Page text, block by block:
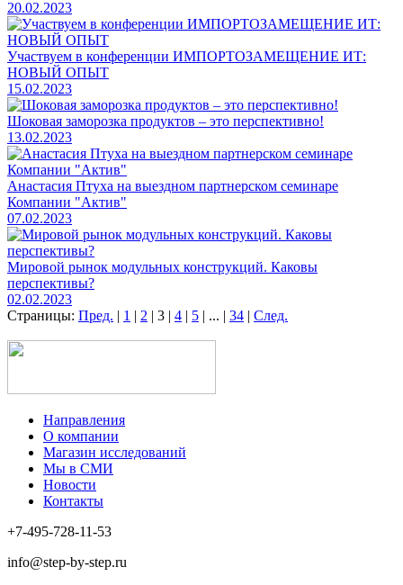
20.02.2023
Участвуем в конференции ИМПОРТОЗАМЕЩЕНИЕ ИТ:
НОВЫЙ ОПЫТ
15.02.2023
Шоковая заморозка продуктов – это перспективно!
13.02.2023
Анастасия Птуха на выездном партнерском семинаре
Компании "Актив"
07.02.2023
Мировой рынок модульных конструкций. Каковы
перспективы?
02.02.2023
Страницы: Пред. | 1 | 2 | 3 | 4 | 5 | ... | 34 | След.
Направления
О компании
Магазин исследований
Мы в СМИ
Новости
Контакты
+7-495-728-11-53
info@step-by-step.ru